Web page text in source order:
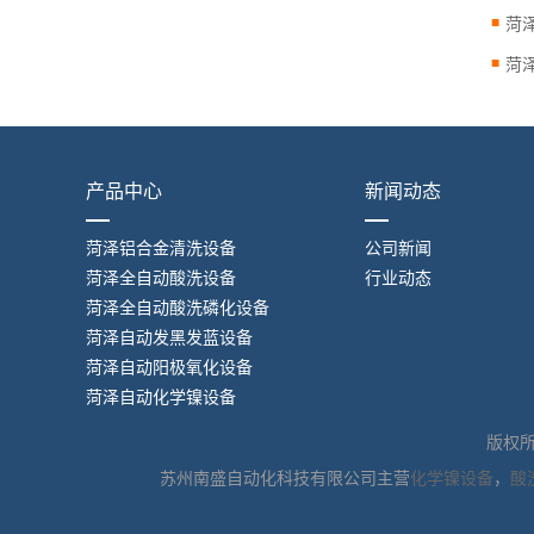
产品中心
菏泽铝合金清洗设备
菏泽全自动酸洗设备
菏泽全自动酸洗磷化设备
菏泽自动发黑发蓝设备
菏泽自动阳极氧化设备
菏泽自动化学镍设备
新闻动态
公司新闻
行业动态
版权
苏州南盛自动化科技有限公司主营化学镍设备， 酸